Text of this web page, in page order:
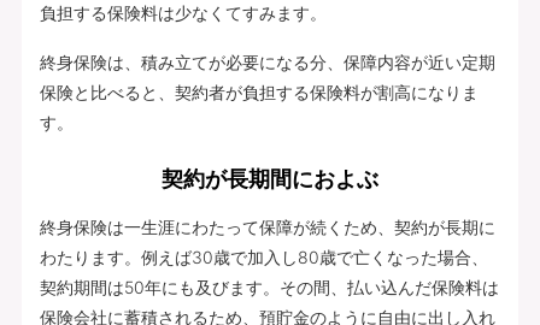
負担する保険料は少なくてすみます。
終身保険は、積み立てが必要になる分、保障内容が近い定期
保険と比べると、契約者が負担する保険料が割高になりま
す。
契約が長期間におよぶ
終身保険は一生涯にわたって保障が続くため、契約が長期に
わたります。例えば30歳で加入し80歳で亡くなった場合、
契約期間は50年にも及びます。その間、払い込んだ保険料は
保険会社に蓄積されるため、預貯金のように自由に出し入れ